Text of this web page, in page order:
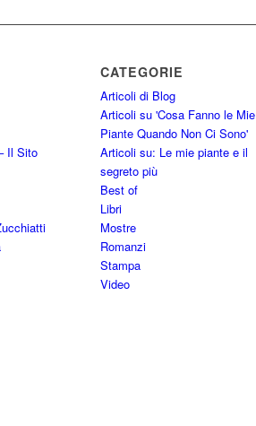
Il Sito
CATEGORIE
Articoli di Blog
Articoli su 'Cosa Fanno le Mie
Piante Quando Non Ci Sono'
Articoli su: Le mie piante e il
segreto più
Best of
Libri
Mostre
Romanzi
Stampa
Video